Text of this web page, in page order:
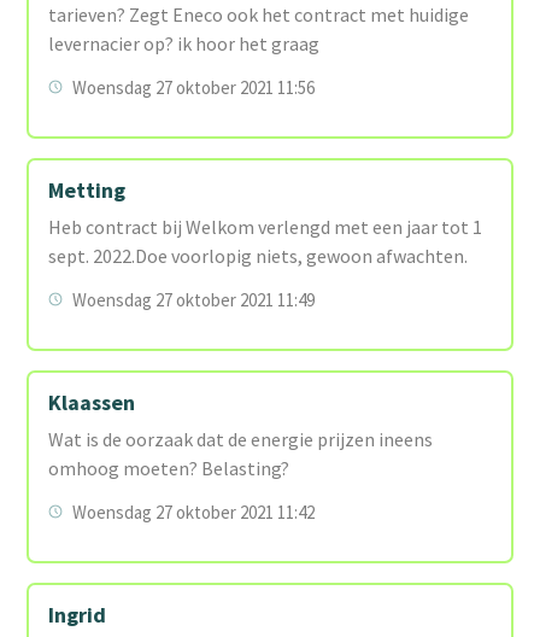
tarieven? Zegt Eneco ook het contract met huidige
levernacier op? ik hoor het graag
Woensdag 27 oktober 2021 11:56
Metting
Heb contract bij Welkom verlengd met een jaar tot 1
sept. 2022.Doe voorlopig niets, gewoon afwachten.
Woensdag 27 oktober 2021 11:49
Klaassen
Wat is de oorzaak dat de energie prijzen ineens
omhoog moeten? Belasting?
Woensdag 27 oktober 2021 11:42
Ingrid